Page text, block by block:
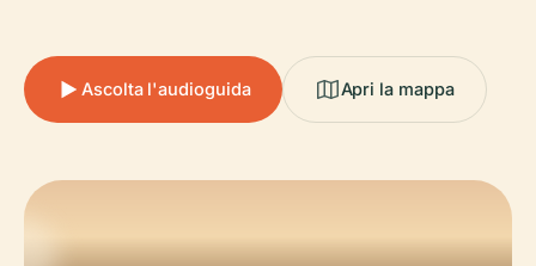
Ascolta l'audioguida Apri la mappa